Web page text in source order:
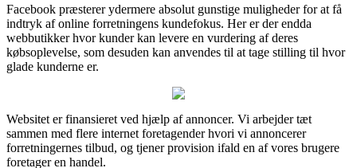
Facebook præsterer ydermere absolut gunstige muligheder for at få
indtryk af online forretningens kundefokus. Her er der endda
webbutikker hvor kunder kan levere en vurdering af deres
købsoplevelse, som desuden kan anvendes til at tage stilling til hvor
glade kunderne er.
Websitet er finansieret ved hjælp af annoncer. Vi arbejder tæt
sammen med flere internet foretagender hvori vi annoncerer
forretningernes tilbud, og tjener provision ifald en af vores brugere
foretager en handel.